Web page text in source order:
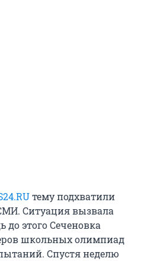
тему подхватили
Ситуация вызвала
до этого Сеченовка
школьных олимпиад
Спустя неделю